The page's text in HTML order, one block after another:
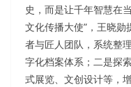
史，而是让千年智慧在
文化传播大使”，王晓
者与匠人团队，系统整
字化档案体系；二是探
式展览、文创设计等，